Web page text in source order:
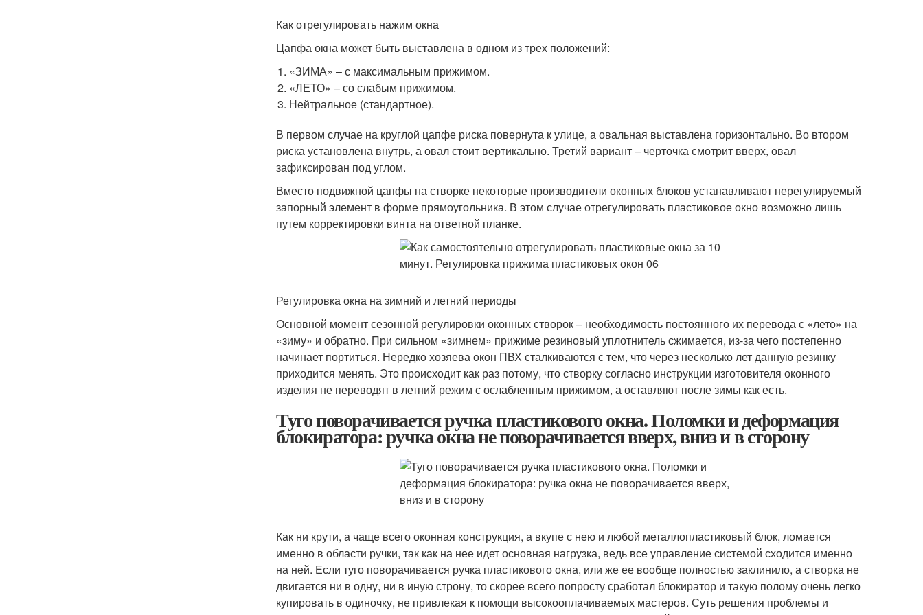
Как отрегулировать нажим окна
Цапфа окна может быть выставлена в одном из трех положений:
«ЗИМА» – с максимальным прижимом.
«ЛЕТО» – со слабым прижимом.
Нейтральное (стандартное).
В первом случае на круглой цапфе риска повернута к улице, а овальная выставлена горизонтально. Во втором
риска установлена внутрь, а овал стоит вертикально. Третий вариант – черточка смотрит вверх, овал
зафиксирован под углом.
Вместо подвижной цапфы на створке некоторые производители оконных блоков устанавливают нерегулируемый
запорный элемент в форме прямоугольника. В этом случае отрегулировать пластиковое окно возможно лишь
путем корректировки винта на ответной планке.
Регулировка окна на зимний и летний периоды
Основной момент сезонной регулировки оконных створок – необходимость постоянного их перевода с «лето» на
«зиму» и обратно. При сильном «зимнем» прижиме резиновый уплотнитель сжимается, из-за чего постепенно
начинает портиться. Нередко хозяева окон ПВХ сталкиваются с тем, что через несколько лет данную резинку
приходится менять. Это происходит как раз потому, что створку согласно инструкции изготовителя оконного
изделия не переводят в летний режим с ослабленным прижимом, а оставляют после зимы как есть.
Туго поворачивается ручка пластикового окна. Поломки и деформация
блокиратора: ручка окна не поворачивается вверх, вниз и в сторону
Как ни крути, а чаще всего оконная конструкция, а вкупе с нею и любой металлопластиковый блок, ломается
именно в области ручки, так как на нее идет основная нагрузка, ведь все управление системой сходится именно
на ней. Если туго поворачивается ручка пластикового окна, или же ее вообще полностью заклинило, а створка не
двигается ни в одну, ни в иную строну, то скорее всего попросту сработал блокиратор и такую полому очень легко
купировать в одиночку, не привлекая к помощи высокооплачиваемых мастеров. Суть решения проблемы и